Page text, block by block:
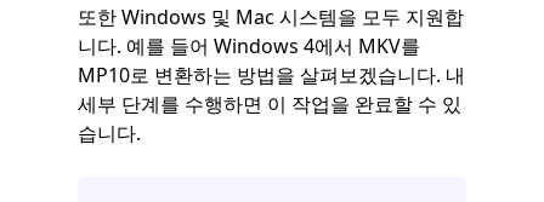
또한 Windows 및 Mac 시스템을 모두 지원합
니다. 예를 들어 Windows 4에서 MKV를
MP10로 변환하는 방법을 살펴보겠습니다. 내
세부 단계를 수행하면 이 작업을 완료할 수 있
습니다.